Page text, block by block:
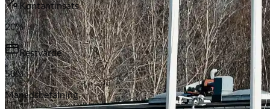
Kontantinsats
20%
Restvärde
50%
Månadsbetalning